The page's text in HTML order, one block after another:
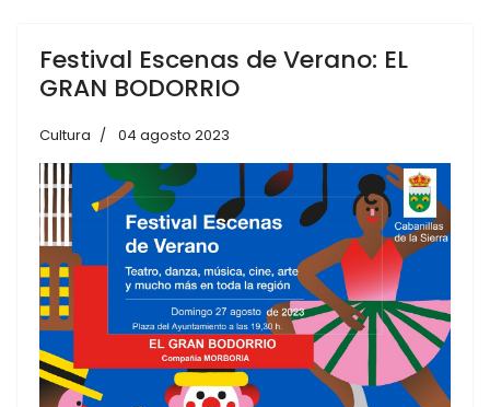
Festival Escenas de Verano: EL
GRAN BODORRIO
Cultura 04 agosto 2023